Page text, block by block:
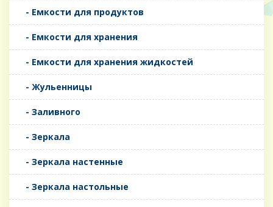
- Емкости для продуктов
- Емкости для хранения
- Емкости для хранения жидкостей
- Жульенницы
- Заливного
- Зеркала
- Зеркала настенные
- Зеркала настольные